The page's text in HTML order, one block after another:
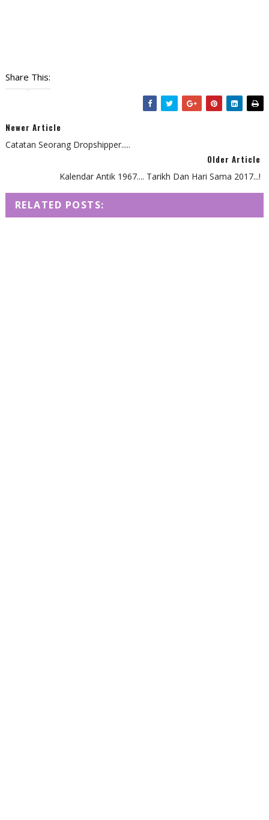
Share This:
Newer Article
Catatan Seorang Dropshipper.....
Older Article
Kalendar Antik 1967.... Tarikh Dan Hari Sama 2017...!
RELATED POSTS: